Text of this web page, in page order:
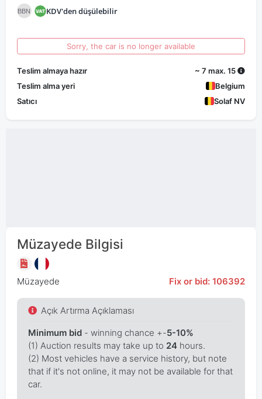
BBN KDV'den düşülebilir
Sorry, the car is no longer available
Teslim almaya hazır
~ 7 max. 15
Teslim alma yeri
Belgium
Satıcı
Solaf NV
Müzayede Bilgisi
Müzayede Fix or bid: 106392
Açık Artırma Açıklaması
Minimum bid- winning chance +-5-10%
(1) Auction results may take up to 24hours.
(2) Most vehicles have a service history, but note
that if it's not online, it may not be available for that
car.